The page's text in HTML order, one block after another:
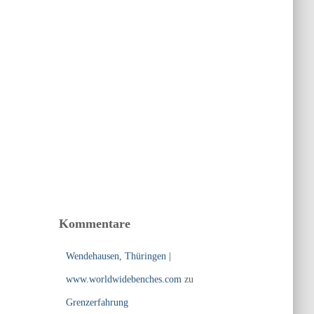
Kommentare
Wendehausen, Thüringen |
www.worldwidebenches.com zu
Grenzerfahrung